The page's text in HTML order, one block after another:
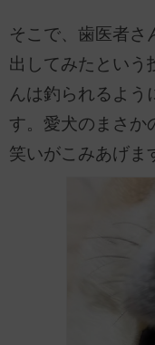
そこで、歯医者さ
出してみたという
んは釣られるよう
す。愛犬のまさか
笑いがこみあげ